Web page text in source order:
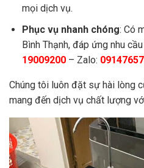
mọi dịch vụ.
Phục vụ nhanh chóng: Có
Bình Thạnh, đáp ứng nhu
19009200– Zalo:
Chúng tôi luôn đặt sự hài lòng
mang đến dịch vụ chất lượng